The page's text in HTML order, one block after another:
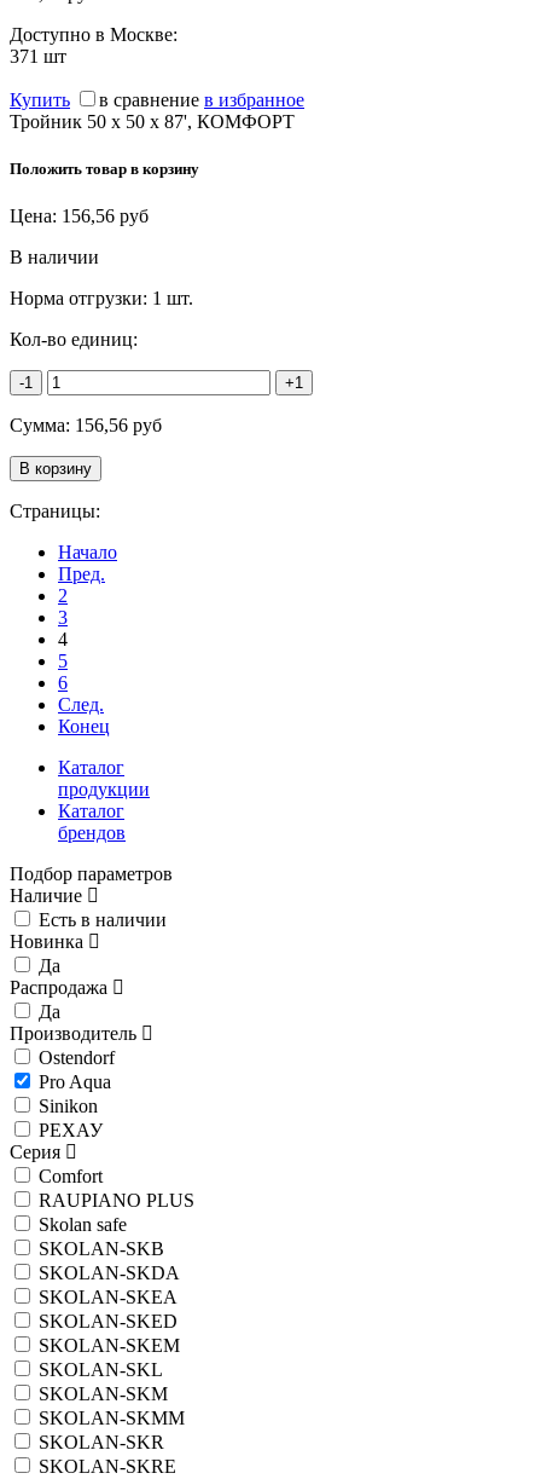
Доступно в Москве:
371 шт
Купить в сравнение в избранное
Тройник 50 х 50 х 87', КОМФОРТ
Положить товар в корзину
Цена: 156,56 руб
В наличии
Норма отгрузки: 1 шт.
Кол-во единиц:
-1 +1
Сумма: 156,56 руб
Страницы:
Начало
Пред.
2
3
4
5
6
След.
Конец
Каталог
продукции
Каталог
брендов
Подбор параметров
Наличие
Есть в наличии
Новинка
Да
Распродажа
Да
Производитель
Ostendorf
Pro Aqua
Sinikon
РЕХАУ
Серия
Comfort
RAUPIANO PLUS
Skolan safe
SKOLAN-SKB
SKOLAN-SKDA
SKOLAN-SKEA
SKOLAN-SKED
SKOLAN-SKEM
SKOLAN-SKL
SKOLAN-SKM
SKOLAN-SKMM
SKOLAN-SKR
SKOLAN-SKRE